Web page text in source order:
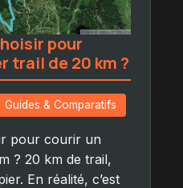
pour
trail de 20 km ?
Guides & Comparatifs
pour courir un
? 20 km de trail,
En réalité, c’est